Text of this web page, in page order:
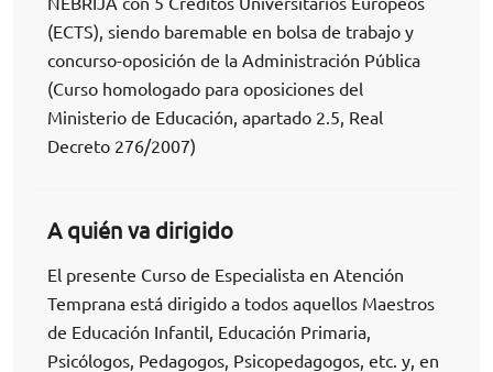
(ECTS), siendo baremable en bolsa de trabajo y
concurso-oposición de la Administración Pública
(Curso homologado para oposiciones del
Ministerio de Educación, apartado 2.5, Real
Decreto 276/2007)
A quién va dirigido
El presente Curso de Especialista en Atención
Temprana está dirigido a todos aquellos Maestros
de Educación Infantil, Educación Primaria,
Psicólogos, Pedagogos, Psicopedagogos, etc. y, en